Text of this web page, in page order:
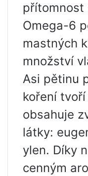
přítomnost
Omega-6
mastných
množství
Asi pětinu
koření
obsahuje
látky:
ylen. Díky
cenným